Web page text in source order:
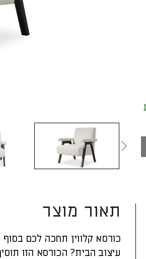
תאור מוצר
כורסא קלווין תחכה לכם
עיצוב הבית? הכורסא הזו